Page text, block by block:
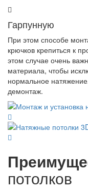
Гарпунную
При этом способе
крючков крепиться к
этом случае очень
материала, чтобы
нормальное
демонтаж.
потолков